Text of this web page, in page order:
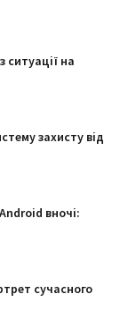
ситуації на
захисту від
вночі:
сучасного